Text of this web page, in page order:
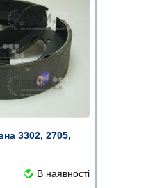
3302, 2705,
В наявності